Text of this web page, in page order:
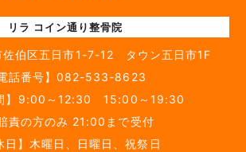
リラ コイン通り整骨院
佐伯区五日市1-7-12 タウン五日市1F
話番号】 082-533-8623
間】9:00～12:30 15:00～19:30
責の方のみ 21:00まで受付
日】木曜日、日曜日、祝祭日